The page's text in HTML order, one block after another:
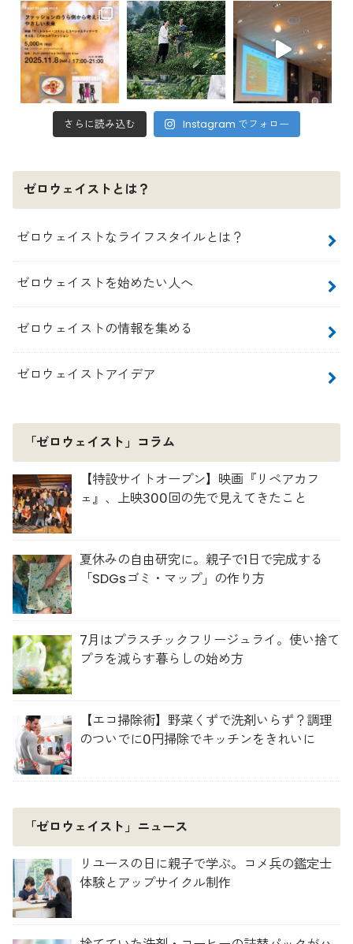
さらに読み込む Instagram でフォロー
ゼロウェイストとは？
ゼロウェイストなライフスタイルとは？
ゼロウェイストを始めたい人へ
ゼロウェイストの情報を集める
ゼロウェイストアイデア
「ゼロウェイスト」コラム
【特設サイトオープン】映画『リペアカフ
ェ』、上映300回の先で見えてきたこと
夏休みの自由研究に。親子で1日で完成する
「SDGsゴミ・マップ」の作り方
7月はプラスチックフリージュライ。使い捨て
プラを減らす暮らしの始め方
【エコ掃除術】野菜くずで洗剤いらず？調理
のついでに0円掃除でキッチンをきれいに
「ゼロウェイスト」ニュース
リユースの日に親子で学ぶ。コメ兵の鑑定士
体験とアップサイクル制作